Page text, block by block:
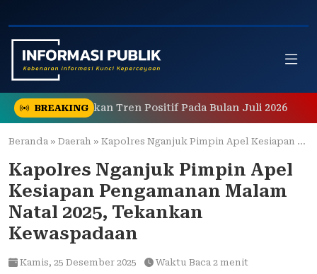
to
content
BREAKING
Menunjukkan Tren Positif Pada Bulan Juli 2026
Beranda » Daerah » Kapolres Nganjuk Pimpin Apel Kesiapan Pengamanan Malam Natal 2025, Tekankan Kewaspadaan
Kapolres Nganjuk Pimpin Apel
Kesiapan Pengamanan Malam
Natal 2025, Tekankan
Kewaspadaan
Kamis, 25 Desember 2025 Waktu Baca 2 menit